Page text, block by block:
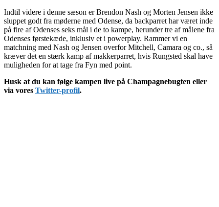
Indtil videre i denne sæson er Brendon Nash og Morten Jensen ikke
sluppet godt fra møderne med Odense, da backparret har været inde
på fire af Odenses seks mål i de to kampe, herunder tre af målene fra
Odenses førstekæde, inklusiv et i powerplay. Rammer vi en
matchning med Nash og Jensen overfor Mitchell, Camara og co., så
kræver det en stærk kamp af makkerparret, hvis Rungsted skal have
muligheden for at tage fra Fyn med point.
Husk at du kan følge kampen live på Champagnebugten eller
via vores Twitter-profil.